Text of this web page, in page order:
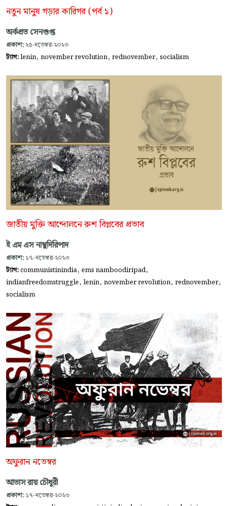
নতুন মানুষ গড়ার কারিগর (পর্ব ১)
অর্কপ্রভ সেনগুপ্ত
প্রকাশ: ২৫-নভেম্বর-২০২৩
ট্যাগ:lenin, november revolution, rednovember, socialism
জাতীয় মুক্তি আন্দোলনে রুশ বিপ্লবের প্রভাব
ই এম এস নাম্বুদিরিপাদ
প্রকাশ: ১৭-নভেম্বর-২০২৩
ট্যাগ:communistinindia, ems namboodiripad,
indianfreedomstruggle, lenin, november revolution, rednovember,
socialism
অফুরান নভেম্বর
আভাস রায় চৌধুরী
প্রকাশ: ১৭-নভেম্বর-২০২৩